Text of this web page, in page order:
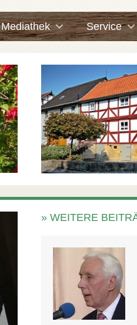
Mediathek Service
» WEITERE